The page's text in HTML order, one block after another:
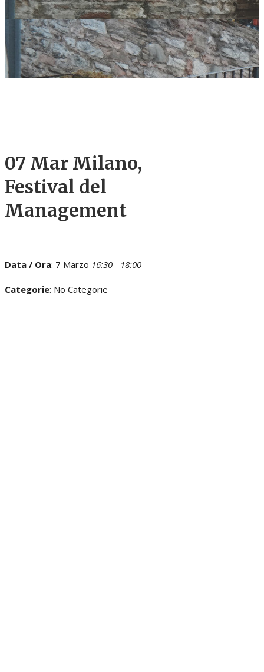
07 Mar Milano,
Festival del
Management
Data / Ora: 7 Marzo 16:30 - 18:00
Categorie: No Categorie